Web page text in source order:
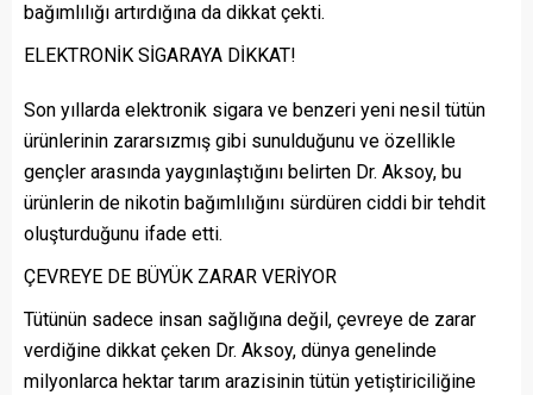
bağımlılığı artırdığına da dikkat çekti.
ELEKTRONİK SİGARAYA DİKKAT!
Son yıllarda elektronik sigara ve benzeri yeni nesil tütün
ürünlerinin zararsızmış gibi sunulduğunu ve özellikle
gençler arasında yaygınlaştığını belirten Dr. Aksoy, bu
ürünlerin de nikotin bağımlılığını sürdüren ciddi bir tehdit
oluşturduğunu ifade etti.
ÇEVREYE DE BÜYÜK ZARAR VERİYOR
Tütünün sadece insan sağlığına değil, çevreye de zarar
verdiğine dikkat çeken Dr. Aksoy, dünya genelinde
milyonlarca hektar tarım arazisinin tütün yetiştiriciliğine